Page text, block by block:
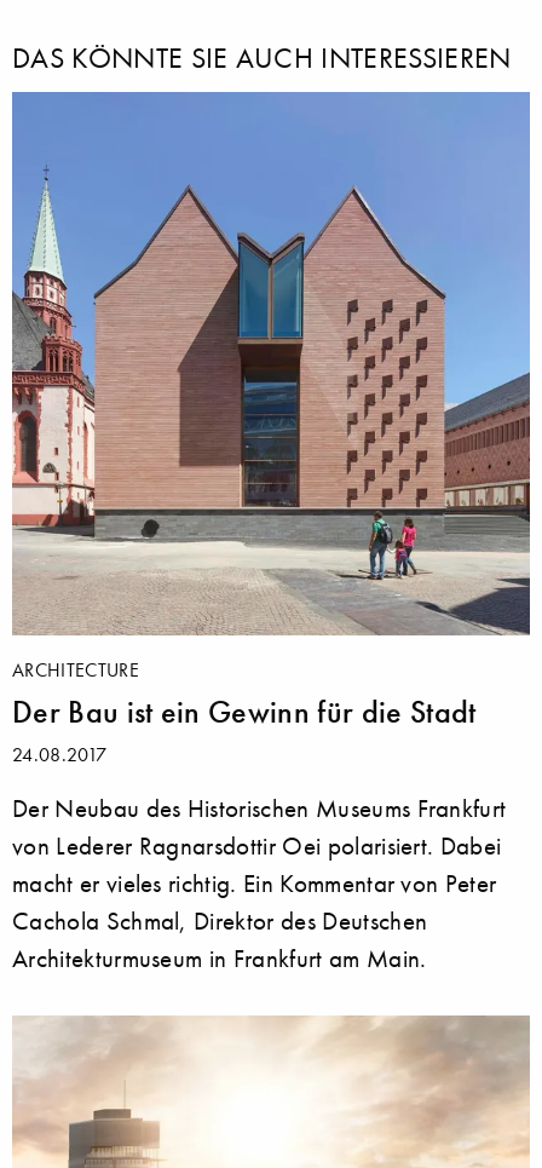
DAS KÖNNTE SIE AUCH INTERESSIEREN
ARCHITECTURE
Der Bau ist ein Gewinn für die Stadt
24.08.2017
Der Neubau des Historischen Museums Frankfurt
von Lederer Ragnarsdottir Oei polarisiert. Dabei
macht er vieles richtig. Ein Kommentar von Peter
Cachola Schmal, Direktor des Deutschen
Architekturmuseum in Frankfurt am Main.